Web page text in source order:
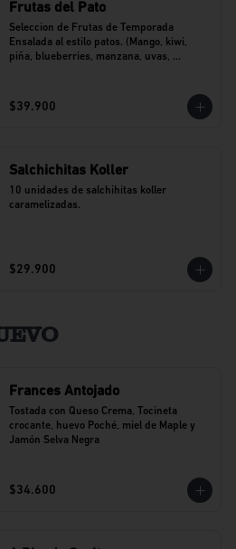
Frutas del Pato
Seleccion de Frutas de Temporada
Ensalada al estilo patos. (Mango, kiwi,
piña, blueberries, manzana, uvas,
$39.900
Salchichitas Koller
10 unidades de salchihitas koller
caramelizadas.
$29.900
Frances Antojado
Tostada con Queso Crema, Tocineta
crocante, huevo Poché, miel de Maple y
Jamón Selva Negra
$34.600